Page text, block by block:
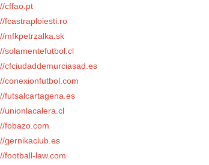
cffao.pt
fcastraploiesti.ro
mfkpetrzalka.sk
solamentefutbol.cl
cfciudaddemurciasad.es
conexionfutbol.com
futsalcartagena.es
unionlacalera.cl
fobazo.com
gernikaclub.es
football-law.com